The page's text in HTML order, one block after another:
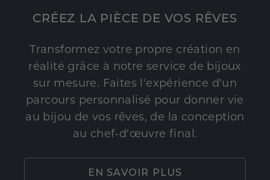
CRÉEZ LA PIÈCE DE VOS RÊVES
Transformez votre propre création en
réalité grâce à notre service de bijoux
sur mesure. Faites l'expérience d'un
parcours personnalisé pour donner vie
au bijou de vos rêves, de la conception
au chef-d'œuvre final.
EN SAVOIR PLUS